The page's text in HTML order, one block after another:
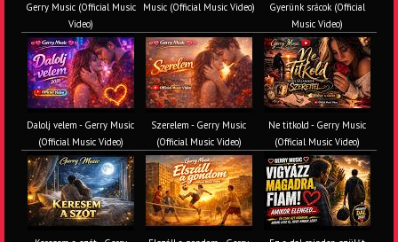
Gerry Music (Official Music
Video)
Music (Official Music Video)
Gyerünk srácok (Official
Music Video)
Dalolj velem - Gerry Music
(Official Music Video)
Szerelem - Gerry Music
(Official Music Video)
Ne titkold - Gerry Music
(Official Music Video)